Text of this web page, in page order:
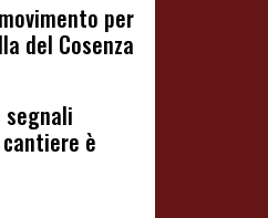
per
del Cosenza
segnali
è